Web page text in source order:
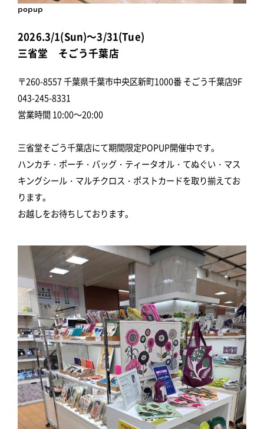
popup
2026.3/1(Sun)～3/31(Tue)
三省堂 そごう千葉店
〒260-8557 千葉県千葉市中央区新町1000番 そごう千葉店9F
043-245-8331
営業時間 10:00～20:00
三省堂そごう千葉店にて期間限定POPUP開催中です。
ハンカチ・ポーチ・バッグ・ティータオル・てぬぐい・マス
キングシール・マルチクロス・ポストカードを取り揃えてお
ります。
お越しをお待ちしております。